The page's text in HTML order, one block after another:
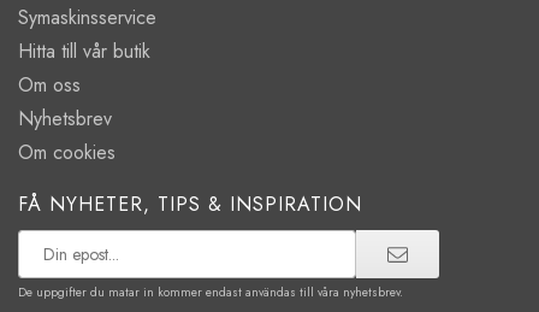
Symaskinsservice
Hitta till vår butik
Om oss
Nyhetsbrev
Om cookies
FÅ NYHETER, TIPS & INSPIRATION
De uppgifter du matar in kommer endast användas till våra nyhetsbrev.